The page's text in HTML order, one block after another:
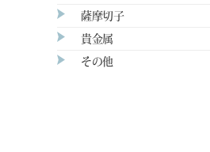
薩摩切子
貴金属
その他